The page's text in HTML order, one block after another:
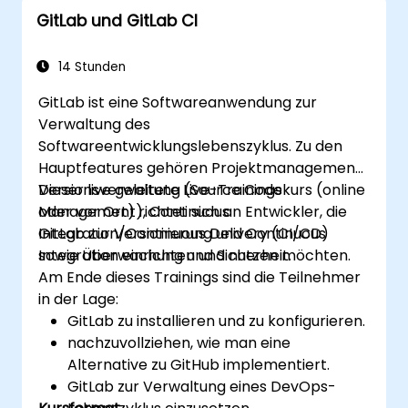
Programmierpraktiken anzuwenden.
Aktivitäten in großem Maßstab
Governance prüfen.
GitLab und GitLab CI
14 Stunden
GitLab ist eine Softwareanwendung zur
Verwaltung des
Softwareentwicklungslebenszyklus. Zu den
Hauptfeatures gehören Projektmanagement,
Versionsverwaltung (Source Code
Management), Continuous
Integration/Continuous Delivery (CI/CD)
sowie Überwachung und Sicherheit.
Dieser live geleitete Live-Trainingskurs (online
oder vor Ort) richtet sich an Entwickler, die
GitLab zur Versionierung und Continuous
Integration einrichten und nutzen möchten.
Am Ende dieses Trainings sind die Teilnehmer
in der Lage:
GitLab zu installieren und zu konfigurieren.
nachzuvollziehen, wie man eine
Alternative zu GitHub implementiert.
GitLab zur Verwaltung eines DevOps-